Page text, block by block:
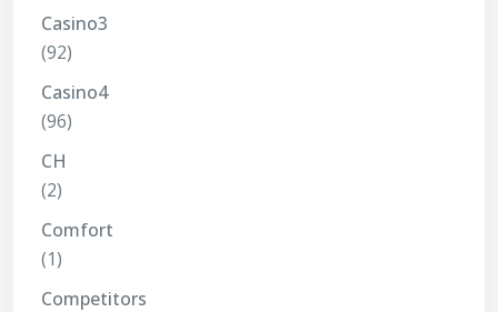
Casino3
(92)
Casino4
(96)
CH
(2)
Comfort
(1)
Competitors